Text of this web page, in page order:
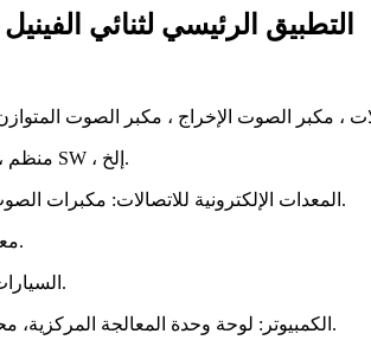
التطبيق الرئيسي لثنائي
(2) امدادات الطاقة: منظم التبديل ، محول DC / AC ، منظم SW ، إلخ.
(3) المعدات الإلكترونية للاتصالات: مكبرات الصوت عالية التردد ، وأجهزة التصفية ، ودوائر الإرسال.
(4) معدات أتمتة المكاتب: برامج تشغيل المحركات ، إلخ.
(5) السيارات: منظم إلكتروني، مشعل، تحكم في الطاقة، الخ.
(6) الكمبيوتر: لوحة وحدة المعالجة المركزية، محرك الأقراص المرنة، معدات امدادات الطاقة، الخ.